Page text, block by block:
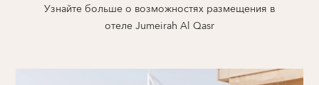
Узнайте больше о возможностях размещения в
отеле Jumeirah Al Qasr